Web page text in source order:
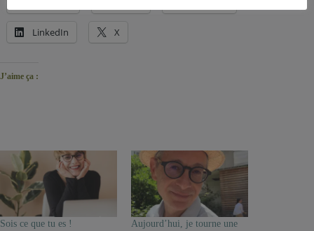
LinkedIn X
J’aime ça :
Sois ce que tu es !
Aujourd’hui, je tourne une